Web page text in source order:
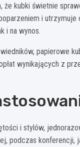
że kubki świetnie
i
i na wynos.
papierowe
wynikających z
i stylów,
podczas konferencji,